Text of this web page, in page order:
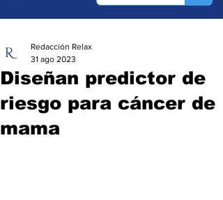
Diseñan predictor de
riesgo para cáncer de
mama
Redacción Relax
31 ago 2023